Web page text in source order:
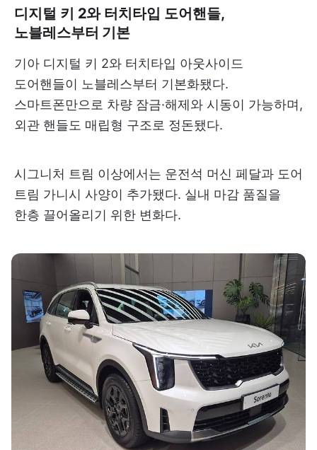
디지털 키 2와 터치타입 도어핸들,
노블레스부터 기본
기아 디지털 키 2와 터치타입 아웃사이드
도어핸들이 노블레스부터 기본화됐다.
스마트폰만으로 차량 잠금·해제와 시동이 가능하며,
외관 핸들도 매립형 구조로 정돈됐다.
시그니처 트림 이상에서는 운전석 머신 페달과 도어
트림 가니시 사양이 추가됐다. 실내 마감 품질을
한층 끌어올리기 위한 변화다.